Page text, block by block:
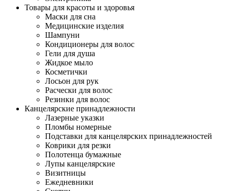
Товары для красоты и здоровья
Маски для сна
Медицинские изделия
Шампуни
Кондиционеры для волос
Гели для душа
Жидкое мыло
Косметички
Лосьон для рук
Расчески для волос
Резинки для волос
Канцелярские принадлежности
Лазерные указки
Пломбы номерные
Подставки для канцелярских принадлежностей
Коврики для резки
Полотенца бумажные
Лупы канцелярские
Визитницы
Ежедневники